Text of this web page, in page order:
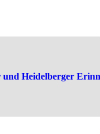
und Heidelberger